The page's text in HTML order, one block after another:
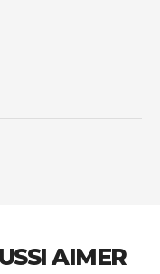
AIMER